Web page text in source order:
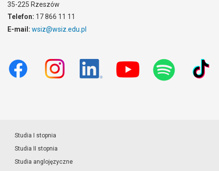
35-225 Rzeszów
Telefon: 17 866 11 11
E-mail: wsiz@wsiz.edu.pl
Studia I stopnia
Studia II stopnia
Studia anglojęzyczne